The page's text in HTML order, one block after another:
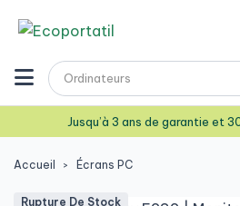
Jusqu’à 3 ans de garantie et
Accueil Écrans PC
Rupture De Stock